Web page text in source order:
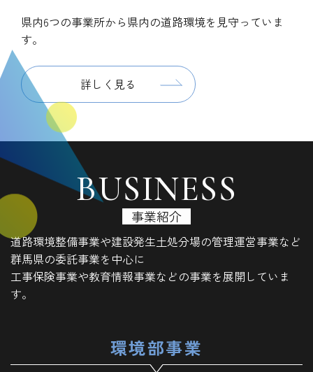
県内6つの事業所から県内の道路環境を見守っていま
す。
詳しく見る
BUSINESS
事業紹介
道路環境整備事業や建設発生土処分場の管理運営事業など
群馬県の委託事業を中心に
工事保険事業や教育情報事業などの事業を展開していま
す。
環境部事業